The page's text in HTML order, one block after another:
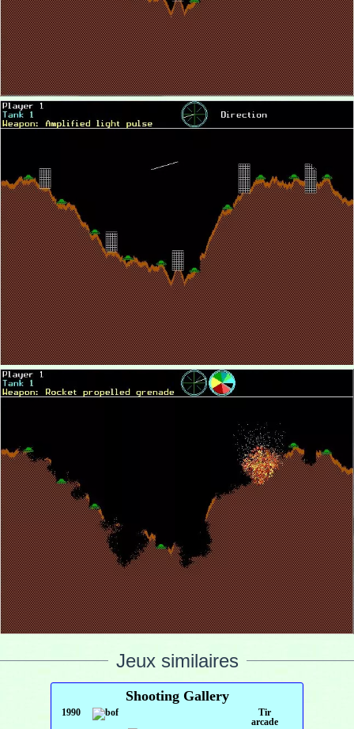
Jeux similaires
Shooting Gallery
1990
Tir
arcade